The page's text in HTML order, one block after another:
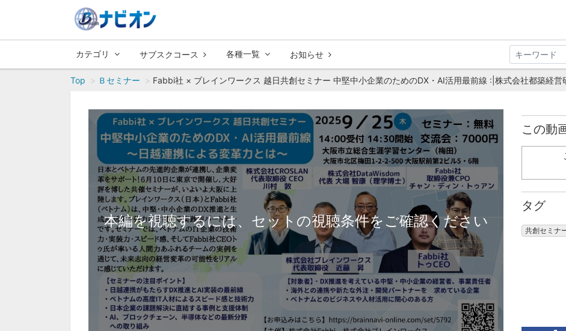
カテゴリ サブスクコース 各種一覧 お知らせ
Top Ｂセミナー Fabbi社 × ブレインワークス 越日共創セミナー 中堅中小企業のためのDX・AI活用最前線 :|株式会社都築経
本編を視聴するには、セットの視聴条件をご確認ください
この動
タグ
共創セミナ